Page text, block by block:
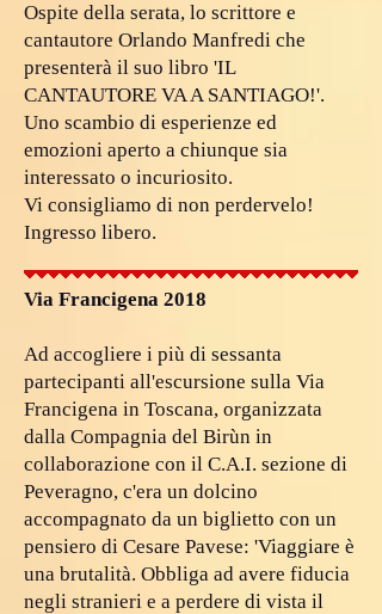
Ospite della serata, lo scrittore e
cantautore Orlando Manfredi che
presenterà il suo libro 'IL
CANTAUTORE VA A SANTIAGO!'.
Uno scambio di esperienze ed
emozioni aperto a chiunque sia
interessato o incuriosito.
Vi consigliamo di non perdervelo!
Ingresso libero.
Via Francigena 2018
Ad accogliere i più di sessanta
partecipanti all'escursione sulla Via
Francigena in Toscana, organizzata
dalla Compagnia del Birùn in
collaborazione con il C.A.I. sezione di
Peveragno, c'era un dolcino
accompagnato da un biglietto con un
pensiero di Cesare Pavese: 'Viaggiare è
una brutalità. Obbliga ad avere fiducia
negli stranieri e a perdere di vista il